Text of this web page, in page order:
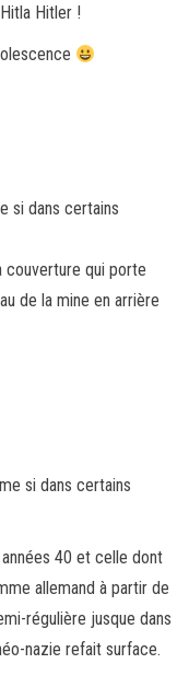
Hitler !
si dans certains
couverture qui porte
de la mine en arrière
si dans certains
40 et celle dont
allemand à partir de
régulière jusque dans
nazie refait surface.